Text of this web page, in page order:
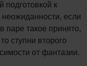
подготовкой к
если
паре такое принято,
ступни второго
от фантазии.